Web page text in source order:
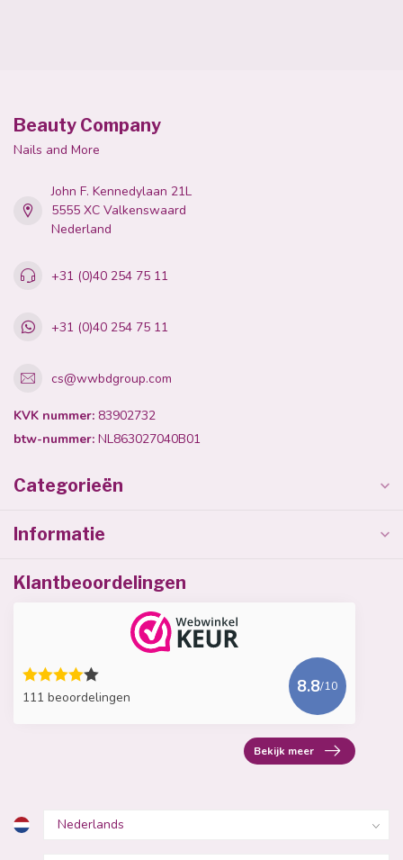
Beauty Company
Nails and More
John F. Kennedylaan 21L
5555 XC Valkenswaard
Nederland
+31 (0)40 254 75 11
+31 (0)40 254 75 11
cs@wwbdgroup.com
KVK nummer: 83902732
btw-nummer: NL863027040B01
Categorieën
Informatie
Klantbeoordelingen
111 beoordelingen
8.8/10
Bekijk meer